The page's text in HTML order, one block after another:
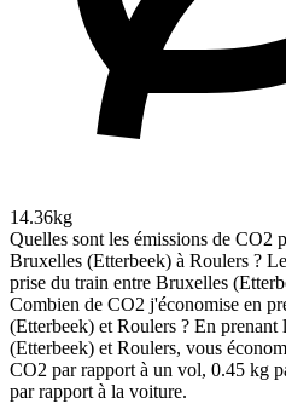
14.36kg
Quelles sont les émissions de CO2
Bruxelles (Etterbeek) à Roulers ?
prise du train entre Bruxelles
Combien de CO2 j'économise en
(Etterbeek) et Roulers ? En prenant
(Etterbeek) et Roulers, vous
CO2 par rapport à un vol, 0.45 kg
par rapport à la voiture.